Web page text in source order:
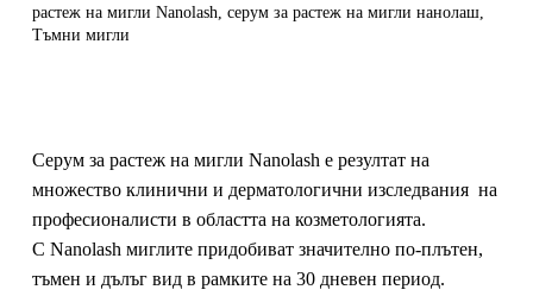
растеж на мигли Nanolash серум за растеж на мигли нанолаш​,
Тъмни мигли
Серум за растеж на мигли Nanolash е резултат на
множество клинични и дерматологични изследвания на
професионалисти в областта на козметологията.
С Nanolash миглите придобиват значително по-плътен,
тъмен и дълъг вид в рамките на 30 дневен период.